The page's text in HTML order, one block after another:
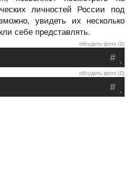
личностей России под
увидеть их несколько
себе представлять.
обсудить фото (0)
.
#
обсудить фото (0)
.
#